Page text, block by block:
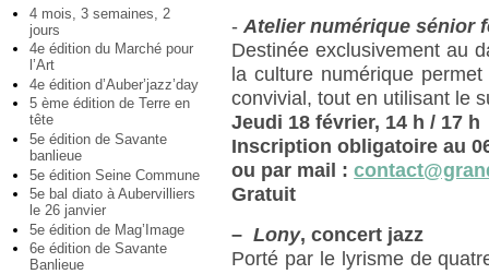
4 mois, 3 semaines, 2
jours
4e édition du Marché pour
l’Art
4e édition d’Auber’jazz’day
5 ème édition de Terre en
tête
5e édition de Savante
banlieue
5e édition Seine Commune
5e bal diato à Aubervilliers
le 26 janvier
5e édition de Mag’Image
6e édition de Savante
Banlieue
-Atelier numérique sénior
Destinée exclusivement au
la culture numérique
convivial, tout en utilisant le
Jeudi 18 février, 14 h / 17 h
Inscription obligatoire au
ou par mail :
Gratuit
– Lony, concert jazz
Porté par le lyrisme de